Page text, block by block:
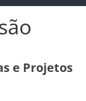
e Projetos